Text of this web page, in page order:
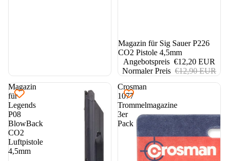
5%
Magazin für Sig Sauer P226
CO2 Pistole 4,5mm
Angebotspreis €12,20 EUR
Normaler Preis €12,90 EUR
Magazin
für
Legends
P08
BlowBack
CO2
Luftpistole
4,5mm
Crosman
1077
Trommelmagazine
3er
Pack